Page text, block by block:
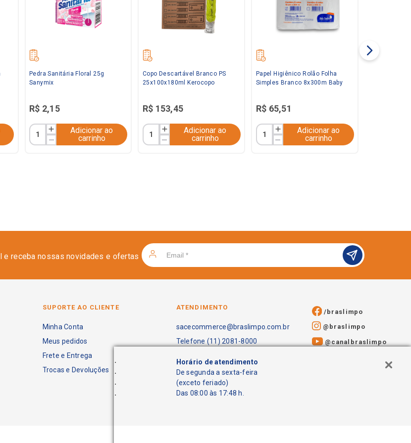
.
.
.
.
Pedra Sanitária Floral 25g
Sanymix
R$ 2,15
Adicionar ao
carrinho
Copo Descartável Branco PS
25x100x180ml Kerocopo
R$ 153,45
Adicionar ao
carrinho
Papel Higiênico Rolão Folha
Simples Branco 8x300m Baby
R$ 65,51
Adicionar ao
carrinho
e receba nossas novidades e ofertas
SUPORTE AO CLIENTE
Minha Conta
Meus pedidos
Frete e Entrega
Trocas e Devoluções
ATENDIMENTO
sacecommerce@braslimpo.com.br
Telefone (11) 2081-8000
Horário de atendimento
De segunda a sexta-feira
(exceto feriado)
Das 08:00 às 17:48 h.
/braslimpo
@braslimpo
@canalbraslimpo​